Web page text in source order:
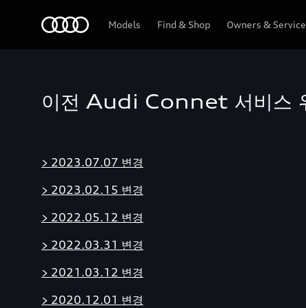
Models Find & Shop Owners & Service
이전 Audi Connet 서비스
> 2023.07.07 변경
> 2023.02.15 변경
> 2022.05.12 변경
> 2022.03.31 변경
> 2021.03.12 변경
> 2020.12.01 변경